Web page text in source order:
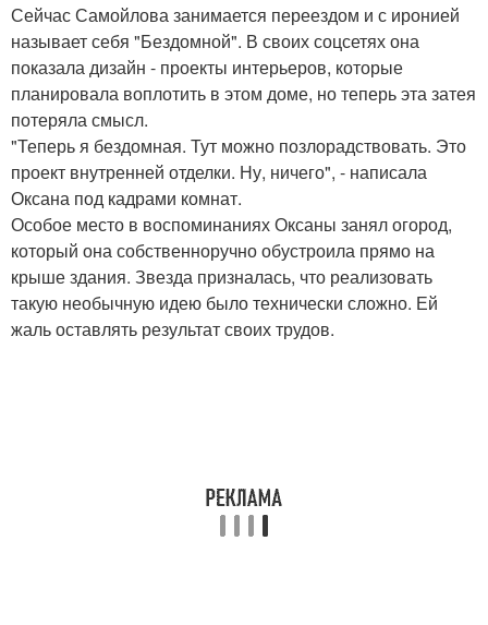
Сейчас Самойлова занимается переездом и с иронией
называет себя "Бездомной". В своих соцсетях она
показала дизайн - проекты интерьеров, которые
планировала воплотить в этом доме, но теперь эта затея
потеряла смысл.
"Теперь я бездомная. Тут можно позлорадствовать. Это
проект внутренней отделки. Ну, ничего", - написала
Оксана под кадрами комнат.
Особое место в воспоминаниях Оксаны занял огород,
который она собственноручно обустроила прямо на
крыше здания. Звезда призналась, что реализовать
такую необычную идею было технически сложно. Ей
жаль оставлять результат своих трудов.